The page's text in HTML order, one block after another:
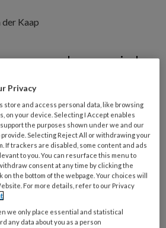
Kaap
meerwaarde van sociaal
der Kaap,
ook binnen de
zelf. Terwijl zij daar een
verschil kunnen
Privacy
store and access personal data, like browsing
on your device. Selecting I Accept enables
the purposes shown under we and our
Selecting Reject All or withdrawing your
If trackers are disabled, some content and ads
to you. You can resurface this menu to
consent at any time by clicking the
the bottom of the webpage. Your choices will
For more details, refer to our Privacy
we only place essential and statistical
any data about you as a person